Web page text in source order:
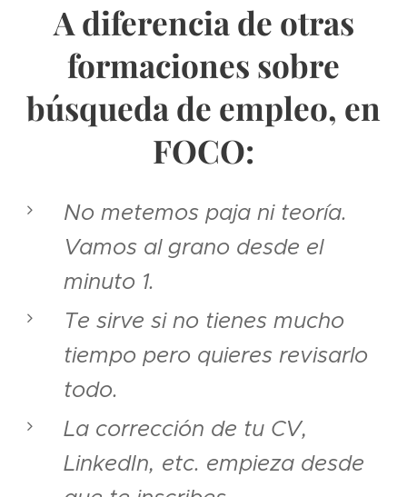
A diferencia de otras
formaciones sobre
búsqueda de empleo, en
FOCO:
No metemos paja ni teoría.
Vamos al grano desde el
minuto 1.
Te sirve si no tienes mucho
tiempo pero quieres revisarlo
todo.
La corrección de tu CV,
LinkedIn, etc. empieza desde